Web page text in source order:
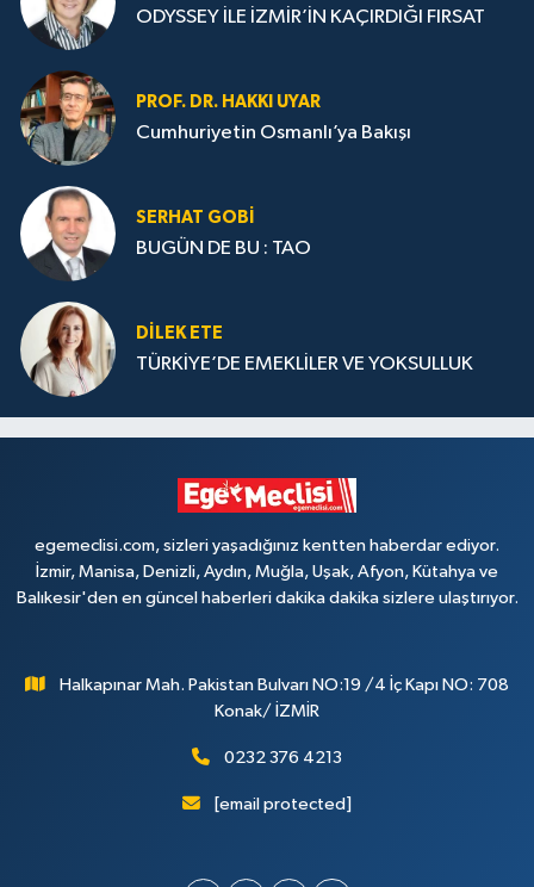
ODYSSEY İLE İZMİR’İN KAÇIRDIĞI FIRSAT
PROF. DR. HAKKI UYAR
Cumhuriyetin Osmanlı’ya Bakışı
SERHAT GOBİ
BUGÜN DE BU : TAO
DILEK ETE
TÜRKİYE’DE EMEKLİLER VE YOKSULLUK
egemeclisi.com, sizleri yaşadığınız kentten haberdar ediyor.
İzmir, Manisa, Denizli, Aydın, Muğla, Uşak, Afyon, Kütahya ve
Balıkesir'den en güncel haberleri dakika dakika sizlere ulaştırıyor.
Halkapınar Mah. Pakistan Bulvarı NO:19 /4 İç Kapı NO: 708
Konak/ İZMİR
0232 376 4213
[email protected]